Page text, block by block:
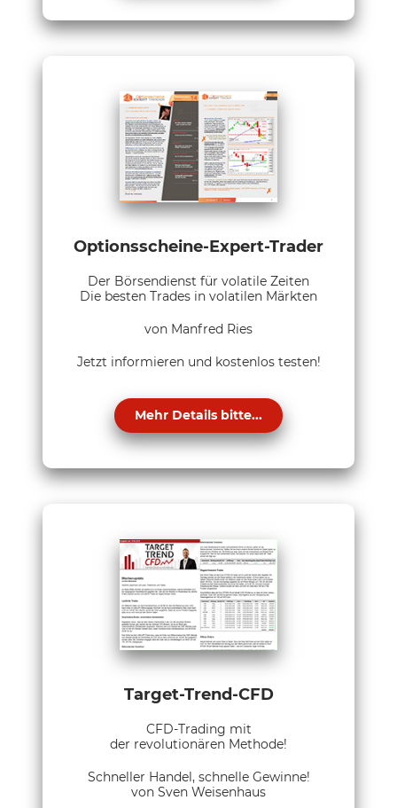
Optionsscheine-Expert-Trader
Der Börsendienst für volatile Zeiten
Die besten Trades in volatilen Märkten
von Manfred Ries
Jetzt informieren und kostenlos testen!
Mehr Details bitte...
Target-Trend-CFD
CFD-Trading mit
der revolutionären Methode!
Schneller Handel, schnelle Gewinne!
von Sven Weisenhaus